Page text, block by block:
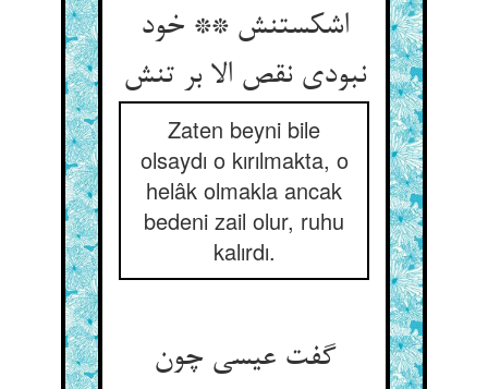
اشکستنش ** خود
نبودی نقص الا بر تنش‏
Zaten beyni bile
olsaydı o kırılmakta, o
helâk olmakla ancak
bedeni zail olur, ruhu
kalırdı.
گفت عیسی چون